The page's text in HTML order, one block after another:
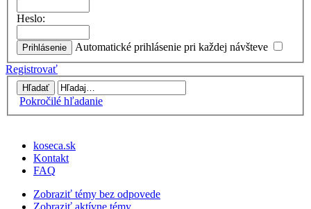
Heslo:
Automatické prihlásenie pri každej návšteve
Registrovať
Pokročilé hľadanie
koseca.sk
Kontakt
FAQ
Zobraziť témy bez odpovede